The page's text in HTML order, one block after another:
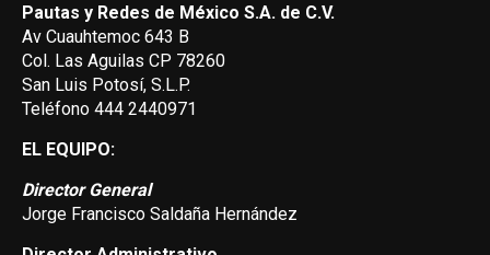
Pautas y Redes de México S.A. de C.V.
Av Cuauhtemoc 643 B
Col. Las Aguilas CP 78260
San Luis Potosí, S.L.P.
Teléfono 444 2440971
EL EQUIPO:
Director General
Jorge Francisco Saldaña Hernández